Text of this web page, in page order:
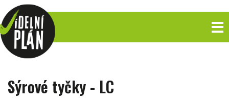
Sýrové tyčky - LC